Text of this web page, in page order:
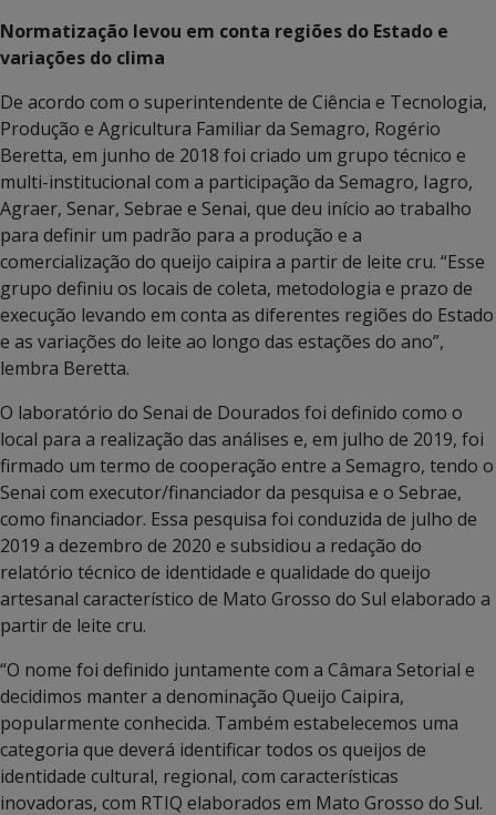
Normatização levou em conta regiões do Estado e
variações do clima
De acordo com o superintendente de Ciência e Tecnologia,
Produção e Agricultura Familiar da Semagro, Rogério
Beretta, em junho de 2018 foi criado um grupo técnico e
multi-institucional com a participação da Semagro, Iagro,
Agraer, Senar, Sebrae e Senai, que deu início ao trabalho
para definir um padrão para a produção e a
comercialização do queijo caipira a partir de leite cru. “Esse
grupo definiu os locais de coleta, metodologia e prazo de
execução levando em conta as diferentes regiões do Estado
e as variações do leite ao longo das estações do ano”,
lembra Beretta.
O laboratório do Senai de Dourados foi definido como o
local para a realização das análises e, em julho de 2019, foi
firmado um termo de cooperação entre a Semagro, tendo o
Senai com executor/financiador da pesquisa e o Sebrae,
como financiador. Essa pesquisa foi conduzida de julho de
2019 a dezembro de 2020 e subsidiou a redação do
relatório técnico de identidade e qualidade do queijo
artesanal característico de Mato Grosso do Sul elaborado a
partir de leite cru.
“O nome foi definido juntamente com a Câmara Setorial e
decidimos manter a denominação Queijo Caipira,
popularmente conhecida. Também estabelecemos uma
categoria que deverá identificar todos os queijos de
identidade cultural, regional, com características
inovadoras, com RTIQ elaborados em Mato Grosso do Sul.